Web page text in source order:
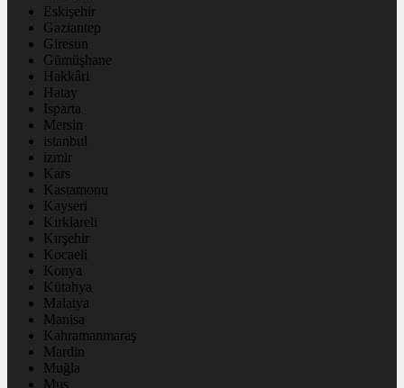
Eskişehir
Gaziantep
Giresun
Gümüşhane
Hakkâri
Hatay
Isparta
Mersin
istanbul
izmir
Kars
Kastamonu
Kayseri
Kırklareli
Kırşehir
Kocaeli
Konya
Kütahya
Malatya
Manisa
Kahramanmaraş
Mardin
Muğla
Muş